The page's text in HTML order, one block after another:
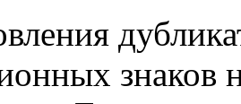
знаков